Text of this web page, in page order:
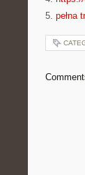
5. pełna